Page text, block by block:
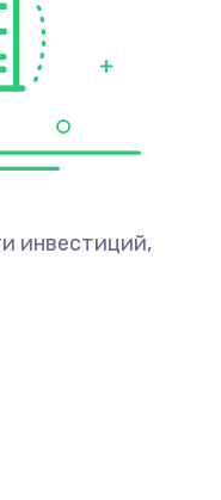
инвестиций,